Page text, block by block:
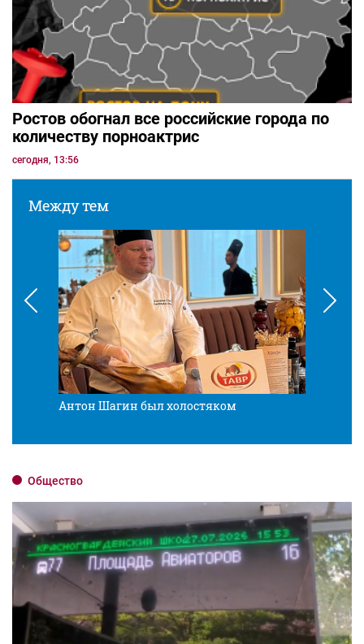
Ростов обогнал все российские города по
количеству порноактрис
сегодня, 13:56
Между тем
Антон Шагин был холостяком
Общество